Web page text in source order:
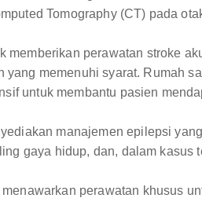
Tomography (CT) pada
memberikan perawatan stroke
memenuhi syarat. Rumah
untuk membantu pasien
manajemen epilepsi yang
gaya hidup, dan, dalam kasus
perawatan khusus